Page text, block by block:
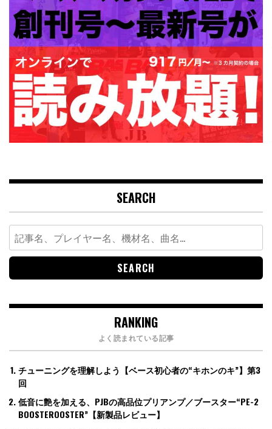
SEARCH
Search
for:
RANKING
よく読まれている記事
チューニングを理解しよう【ベース初心者の“キホンのキ”】第3
回
低音に艶を加える、PJBの高品位プリアンプ／ブースター“PE-2
BOOSTEROOSTER”【新製品レビュー】